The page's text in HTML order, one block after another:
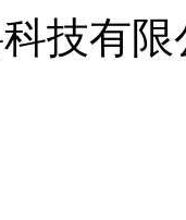
技有限